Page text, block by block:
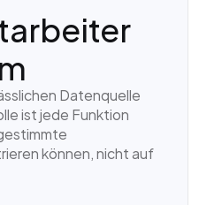
Datenquelle
ist jede Funktion
können, nicht auf